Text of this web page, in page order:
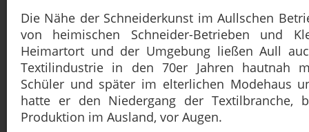
Die Nähe der Schneiderkunst im Aullschen
von heimischen Schneider-Betrieben und
Heimartort und der Umgebung ließen Aull
Textilindustrie in den 70er Jahren hautnah
Schüler und später im elterlichen Modehaus
hatte er den Niedergang der Textilbranche,
Produktion im Ausland, vor Augen.